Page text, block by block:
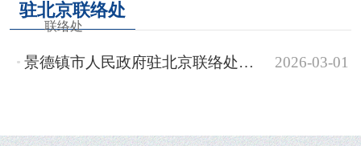
联络处
驻北京联络处
2026-03-01
景德镇市人民政府驻北京联络处2026年部门预算